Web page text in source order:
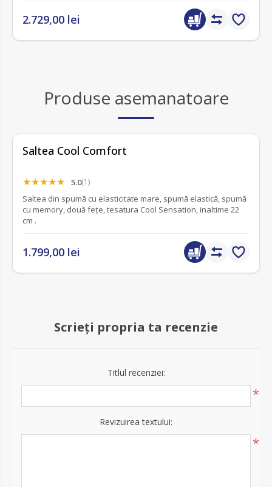
2.729,00 lei
Produse asemanatoare
Saltea Cool Comfort
5.0(1)
Saltea din spumă cu elasticitate mare, spumă elastică, spumă
cu memory, două fețe, tesatura Cool Sensation, inaltime 22
cm .
1.799,00 lei
Scrieți propria ta recenzie
Titlul recenziei:
*
Revizuirea textului:
*